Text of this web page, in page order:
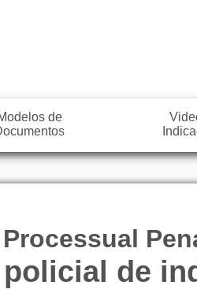
de
de